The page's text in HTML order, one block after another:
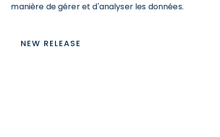
manière de gérer et d'analyser les données.
NEW RELEASE